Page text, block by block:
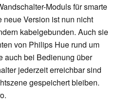
Moduls für smarte
Version ist nun nicht
kabelgebunden. Auch sie
von Philips Hue rund um
auch bei Bedienung über
jederzeit erreichbar sind
gespeichert bleiben.